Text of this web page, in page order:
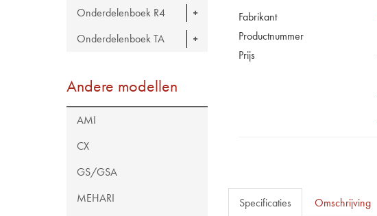
Onderdelenboek R4
Onderdelenboek TA
Andere modellen
AMI
CX
GS/GSA
MEHARI
Fabrikant
Productnummer
Prijs
Specificaties Omschrijving